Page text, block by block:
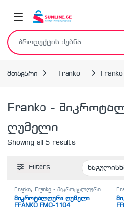
ძებნა:
მთავარი Franko
Franko -
ღუმელი
Showing all 5 results
Filters
Franko, Franko - მიკროტალღური
ღუმელი
მიკროტალღური
ღუმელები,სამზარეულო
ტექნიკა
მიკროტალღური ღუმელი
FRANKO FMO-1104